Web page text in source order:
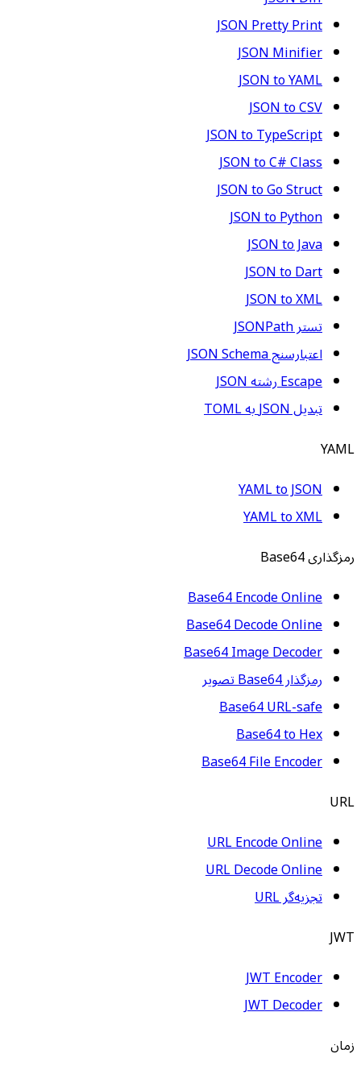
JSON Pretty Print
JSON Minifier
JSON to YAML
JSON to CSV
JSON to TypeScript
JSON to C# Class
JSON to Go Struct
JSON to Python
JSON to Java
JSON to Dart
JSON to XML
تستر JSONPath
اعتبارسنج JSON Schema
Escape رشته JSON
تبدیل JSON به TOML
YAML
YAML to JSON
YAML to XML
رمزگذاری Base64
Base64 Encode Online
Base64 Decode Online
Base64 Image Decoder
رمزگذار Base64 تصویر
Base64 URL-safe
Base64 to Hex
Base64 File Encoder
URL
URL Encode Online
URL Decode Online
تجزیه‌گر URL
JWT
JWT Encoder
JWT Decoder
زمان